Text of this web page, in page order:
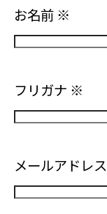
お名前 ※
フリガナ ※
メールアドレス